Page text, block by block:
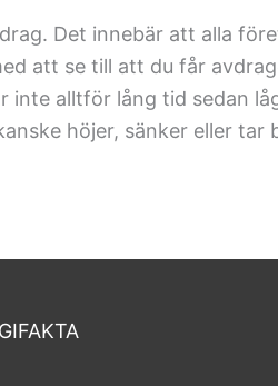
Det innebär att alla
att se till att du får
alltför lång tid sedan
höjer, sänker eller tar